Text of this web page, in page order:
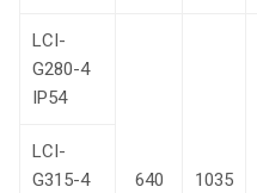
LCI-
G280-4
IP54
640 1035
LCI-
G315-4